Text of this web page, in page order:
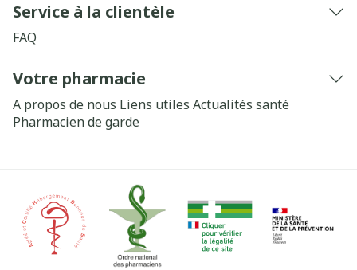
Service à la clientèle
FAQ
Votre pharmacie
A propos de nous Liens utiles Actualités santé
Pharmacien de garde